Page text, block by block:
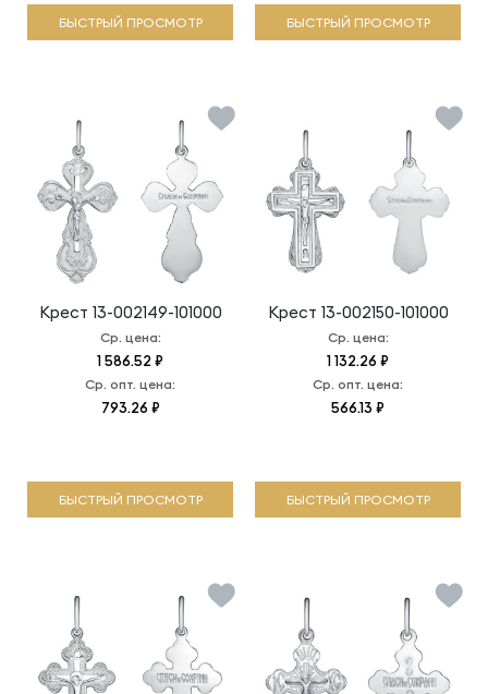
БЫСТРЫЙ ПРОСМОТР БЫСТРЫЙ ПРОСМОТР
Крест 13-002149-101000
Ср. цена:
1 586.52 ₽
Ср. опт. цена:
793.26 ₽
БЫСТРЫЙ ПРОСМОТР
Крест 13-002150-101000
Ср. цена:
1 132.26 ₽
Ср. опт. цена:
566.13 ₽
БЫСТРЫЙ ПРОСМОТР